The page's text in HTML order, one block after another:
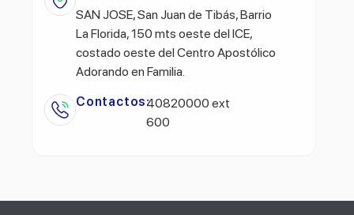
SAN JOSE, San Juan de Tibás, Barrio
La Florida, 150 mts oeste del ICE,
costado oeste del Centro Apostólico
Adorando en Familia.
Contactos:40820000 ext
600